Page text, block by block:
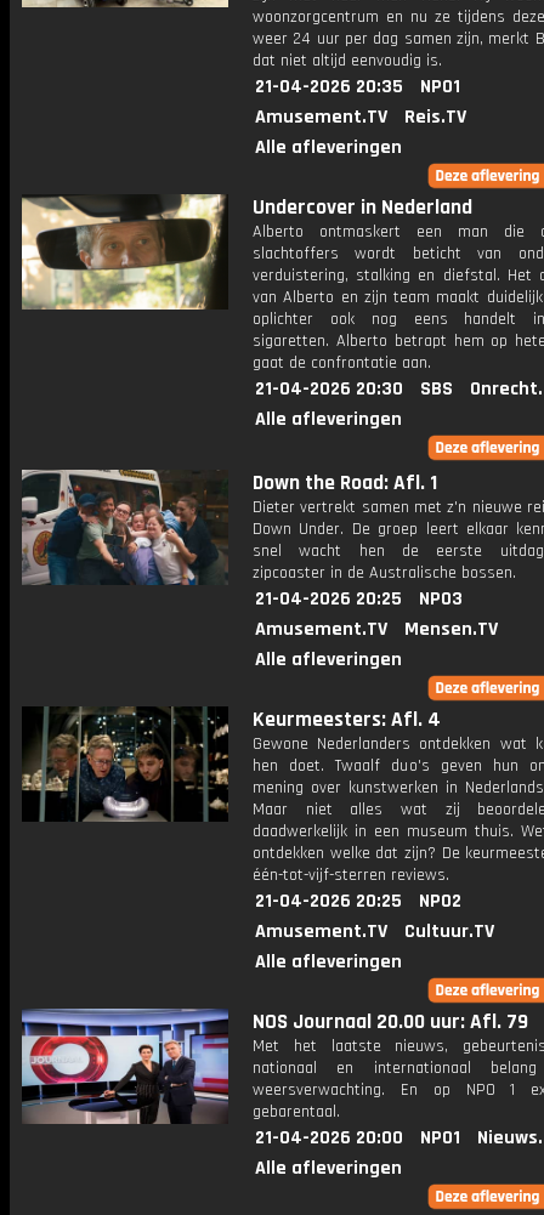
woonzorgcentrum en nu ze tijdens
weer 24 uur per dag samen zijn, merkt
dat niet altijd eenvoudig is.
21-04-2026 20:35
NPO1
Amusement.TV
Reis.TV
Alle afleveringen
Undercover in Nederland
Alberto ontmaskert een man die
slachtoffers wordt beticht van
verduistering, stalking en diefstal. Het
van Alberto en zijn team maakt
oplichter ook nog eens handelt
sigaretten. Alberto betrapt hem op
gaat de confrontatie aan.
21-04-2026 20:30 SBS
Alle afleveringen
Down the Road: Afl. 1
Dieter vertrekt samen met z'n nieuwe
Down Under. De groep leert elkaar
snel wacht hen de eerste
zipcoaster in de Australische bossen.
21-04-2026 20:25
NPO3
Amusement.TV
Mensen.TV
Alle afleveringen
Keurmeesters: Afl. 4
Gewone Nederlanders ontdekken wat
hen doet. Twaalf duo's geven hun
mening over kunstwerken in
Maar niet alles wat zij
daadwerkelijk in een museum thuis.
ontdekken welke dat zijn? De
één-tot-vijf-sterren reviews.
21-04-2026 20:25
NPO2
Amusement.TV
Cultuur.TV
Alle afleveringen
NOS Journaal 20.00 uur: Afl. 79
Met het laatste nieuws,
nationaal en internationaal
weersverwachting. En op NPO 1
gebarentaal.
21-04-2026 20:00 NPO1
Alle afleveringen